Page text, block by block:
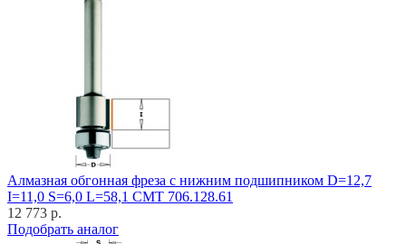
Алмазная обгонная фреза с нижним подшипником D=12,7
I=11,0 S=6,0 L=58,1 CMT 706.128.61
12 773 р.
Подобрать аналог